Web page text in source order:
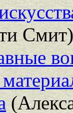
Смит)